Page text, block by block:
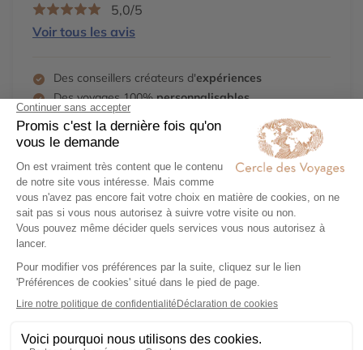
5,0/5
Voir tous les avis
Des conseillers créateurs d'expériences
Des voyages 100%personnalisables
Unengagement
local et responsable
Une agence 31
Avenue Opéra
Demander un devis
01 40 15 15 13
Découvrez aussi